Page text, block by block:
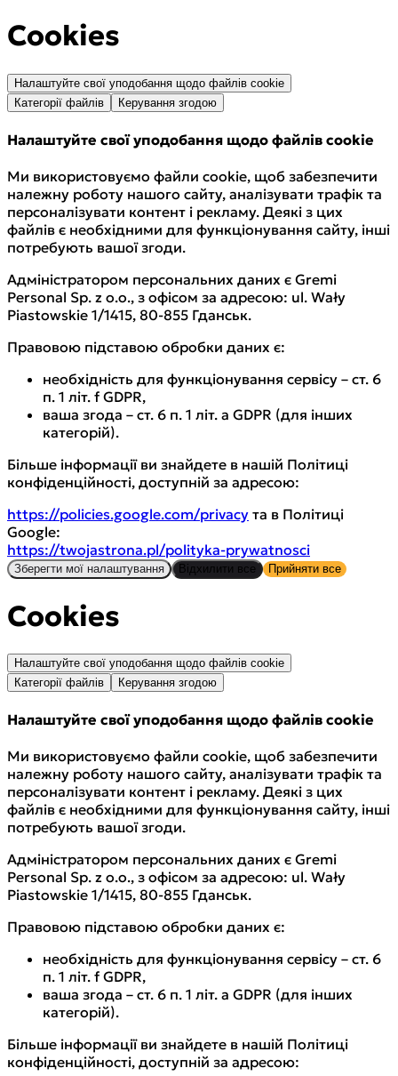
Cookies
Налаштуйте свої уподобання щодо файлів cookie
Категорії файлів
Керування згодою
Налаштуйте свої уподобання щодо файлів cookie
Ми використовуємо файли cookie, щоб забезпечити
належну роботу нашого сайту, аналізувати трафік та
персоналізувати контент і рекламу. Деякі з цих
файлів є необхідними для функціонування сайту, інші
потребують вашої згоди.
Адміністратором персональних даних є Gremi
Personal Sp. z o.o., з офісом за адресою: ul. Wały
Piastowskie 1/1415, 80-855 Гданськ.
Правовою підставою обробки даних є:
необхідність для функціонування сервісу – ст. 6
п. 1 літ. f GDPR,
ваша згода – ст. 6 п. 1 літ. a GDPR (для інших
категорій).
Більше інформації ви знайдете в нашій Політиці
конфіденційності, доступній за адресою:
https://policies.google.com/privacy та в Політиці
Google:
https://twojastrona.pl/polityka-prywatnosci
Зберегти мої налаштування Відхилити все Прийняти все
Cookies
Налаштуйте свої уподобання щодо файлів cookie
Категорії файлів
Керування згодою
Налаштуйте свої уподобання щодо файлів cookie
Ми використовуємо файли cookie, щоб забезпечити
належну роботу нашого сайту, аналізувати трафік та
персоналізувати контент і рекламу. Деякі з цих
файлів є необхідними для функціонування сайту, інші
потребують вашої згоди.
Адміністратором персональних даних є Gremi
Personal Sp. z o.o., з офісом за адресою: ul. Wały
Piastowskie 1/1415, 80-855 Гданськ.
Правовою підставою обробки даних є:
необхідність для функціонування сервісу – ст. 6
п. 1 літ. f GDPR,
ваша згода – ст. 6 п. 1 літ. a GDPR (для інших
категорій).
Більше інформації ви знайдете в нашій Політиці
конфіденційності, доступній за адресою: